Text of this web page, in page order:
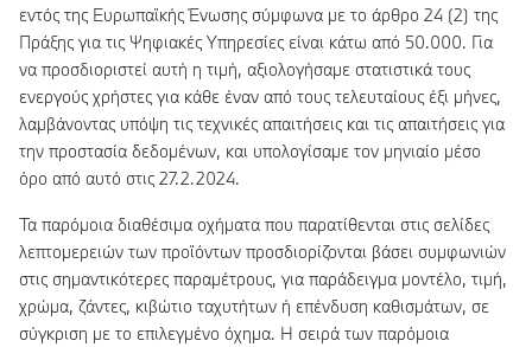
εντός της Ευρωπαϊκής Ένωσης σύμφωνα με το άρθρο 24 (2) της
Πράξης για τις Ψηφιακές Υπηρεσίες είναι κάτω από 50.000. Για
να προσδιοριστεί αυτή η τιμή, αξιολογήσαμε στατιστικά τους
ενεργούς χρήστες για κάθε έναν από τους τελευταίους έξι μήνες,
λαμβάνοντας υπόψη τις τεχνικές απαιτήσεις και τις απαιτήσεις για
την προστασία δεδομένων, και υπολογίσαμε τον μηνιαίο μέσο
όρο από αυτό στις 27.2.2024.
Τα παρόμοια διαθέσιμα οχήματα που παρατίθενται στις σελίδες
λεπτομερειών των προϊόντων προσδιορίζονται βάσει συμφωνιών
στις σημαντικότερες παραμέτρους, για παράδειγμα μοντέλο, τιμή,
χρώμα, ζάντες, κιβώτιο ταχυτήτων ή επένδυση καθισμάτων, σε
σύγκριση με το επιλεγμένο όχημα. Η σειρά των παρόμοια